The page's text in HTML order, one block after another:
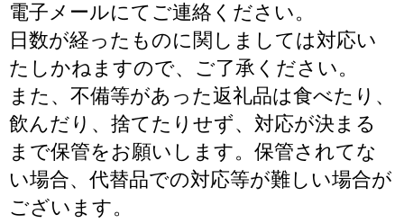
電子メールにてご連絡ください。
日数が経ったものに関しましては対応い
たしかねますので、ご了承ください。
また、不備等があった返礼品は食べたり、
飲んだり、捨てたりせず、対応が決まる
まで保管をお願いします。保管されてな
い場合、代替品での対応等が難しい場合が
ございます。